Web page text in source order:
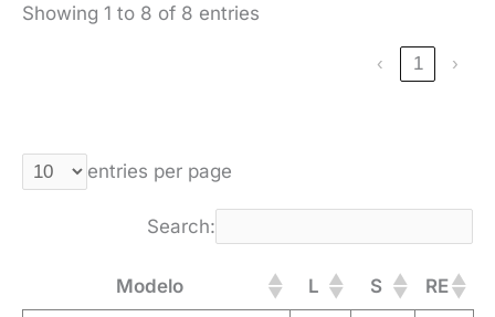
Showing 1 to 8 of 8 entries
‹ 1 ›
entries per page
Search:
Modelo L S RE